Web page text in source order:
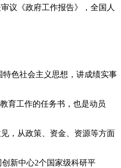
议《政府工作报告》，全国人
色社会主义思想，讲成绩实事
育工作的任务书，也是动员
，从政策、资金、资源等方面
新中心2个国家级科研平